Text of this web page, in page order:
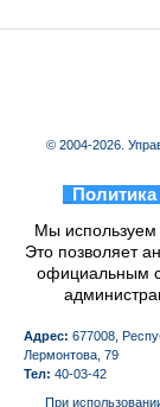
© 2004-2026.
Мы используем
Это позволяет
официальным
Адрес: 677008,
Лермонтова, 79
Тел: 40-03-42
При